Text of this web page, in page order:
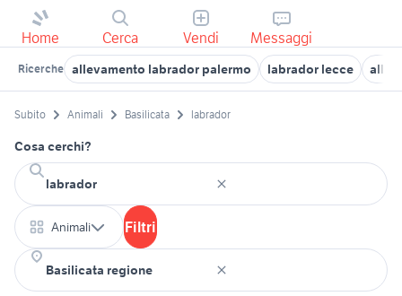
Home Cerca Vendi Messaggi
Ricerche allevamento labrador palermo labrador lecce
Subito Animali Basilicata labrador
Cosa cerchi?
Animali Filtri